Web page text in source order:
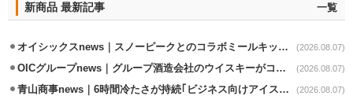
新商品 最新記事 一覧
オイシックスnews｜スノーピークとのコラボミールキット8/13発売 (2026.08.07)
OICグループnews｜グループ酒造会社のウイスキーがコンペティション受賞 (2026.08.07)
青山商事news｜6時間冷たさが持続｢ビジネス向けアイスベスト｣発売 (2026.08.07)